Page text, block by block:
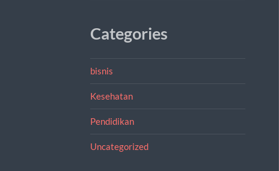
Categories
bisnis
Kesehatan
Pendidikan
Uncategorized